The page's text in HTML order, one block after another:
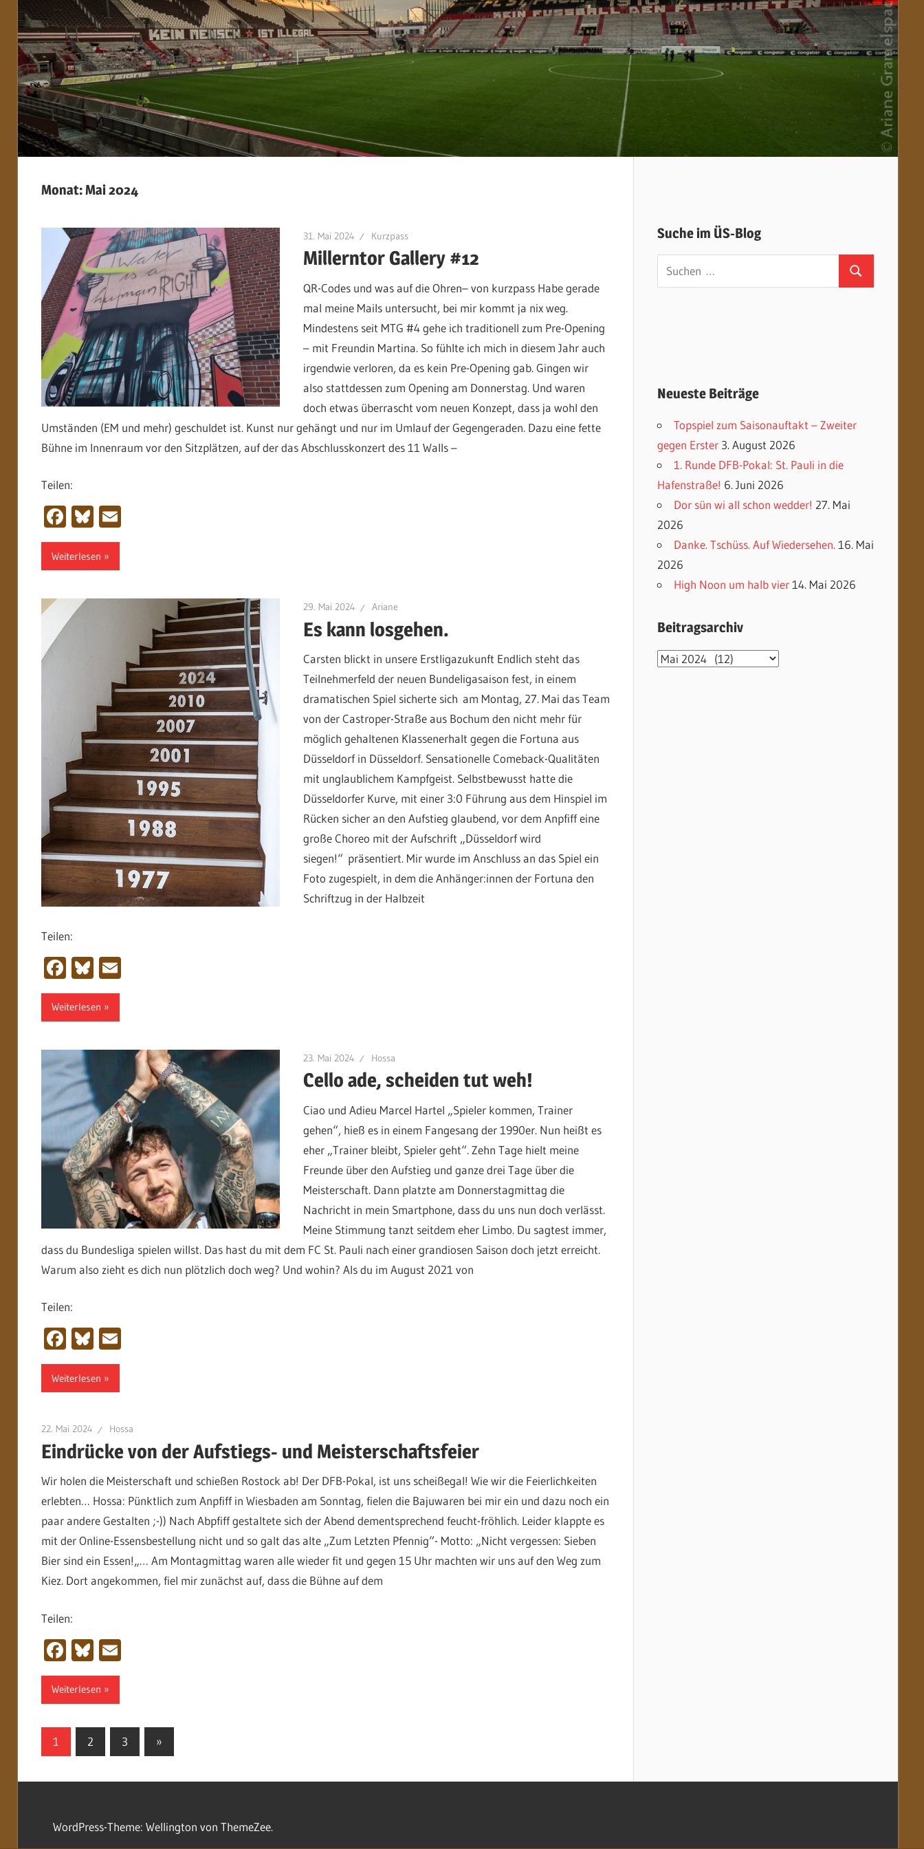
Monat:Mai 2024
31. Mai 2024 Kurzpass
Millerntor Gallery #12
QR-Codes und was auf die Ohren– von kurzpass Habe gerade
mal meine Mails untersucht, bei mir kommt ja nix weg.
Mindestens seit MTG #4 gehe ich traditionell zum Pre-Opening
– mit Freundin Martina. So fühlte ich mich in diesem Jahr auch
irgendwie verloren, da es kein Pre-Opening gab. Gingen wir
also stattdessen zum Opening am Donnerstag. Und waren
doch etwas überrascht vom neuen Konzept, dass ja wohl den
Umständen (EM und mehr) geschuldet ist. Kunst nur gehängt und nur im Umlauf der Gegengeraden. Dazu eine fette
Bühne im Innenraum vor den Sitzplätzen, auf der das Abschlusskonzert des 11 Walls –
Teilen:
Facebook
Bluesky
Email
Weiterlesen
29. Mai 2024 Ariane
Es kann losgehen.
Carsten blickt in unsere Erstligazukunft Endlich steht das
Teilnehmerfeld der neuen Bundeligasaison fest, in einem
dramatischen Spiel sicherte sich am Montag, 27. Mai das Team
von der Castroper-Straße aus Bochum den nicht mehr für
möglich gehaltenen Klassenerhalt gegen die Fortuna aus
Düsseldorf in Düsseldorf. Sensationelle Comeback-Qualitäten
mit unglaublichem Kampfgeist. Selbstbewusst hatte die
Düsseldorfer Kurve, mit einer 3:0 Führung aus dem Hinspiel im
Rücken sicher an den Aufstieg glaubend, vor dem Anpfiff eine
große Choreo mit der Aufschrift „Düsseldorf wird
siegen!“ präsentiert. Mir wurde im Anschluss an das Spiel ein
Foto zugespielt, in dem die Anhänger:innen der Fortuna den
Schriftzug in der Halbzeit
Teilen:
Facebook
Bluesky
Email
Weiterlesen
23. Mai 2024 Hossa
Cello ade, scheiden tut weh!
Ciao und Adieu Marcel Hartel „Spieler kommen, Trainer
gehen“, hieß es in einem Fangesang der 1990er. Nun heißt es
eher „Trainer bleibt, Spieler geht“. Zehn Tage hielt meine
Freunde über den Aufstieg und ganze drei Tage über die
Meisterschaft. Dann platzte am Donnerstagmittag die
Nachricht in mein Smartphone, dass du uns nun doch verlässt.
Meine Stimmung tanzt seitdem eher Limbo. Du sagtest immer,
dass du Bundesliga spielen willst. Das hast du mit dem FC St. Pauli nach einer grandiosen Saison doch jetzt erreicht.
Warum also zieht es dich nun plötzlich doch weg? Und wohin? Als du im August 2021 von
Teilen:
Facebook
Bluesky
Email
Weiterlesen
22. Mai 2024 Hossa
Eindrücke von der Aufstiegs- und Meisterschaftsfeier
Wir holen die Meisterschaft und schießen Rostock ab! Der DFB-Pokal, ist uns scheißegal! Wie wir die Feierlichkeiten
erlebten… Hossa: Pünktlich zum Anpfiff in Wiesbaden am Sonntag, fielen die Bajuwaren bei mir ein und dazu noch ein
paar andere Gestalten ;-)) Nach Abpfiff gestaltete sich der Abend dementsprechend feucht-fröhlich. Leider klappte es
mit der Online-Essensbestellung nicht und so galt das alte „Zum Letzten Pfennig“- Motto: „Nicht vergessen: Sieben
Bier sind ein Essen!„… Am Montagmittag waren alle wieder fit und gegen 15 Uhr machten wir uns auf den Weg zum
Kiez. Dort angekommen, fiel mir zunächst auf, dass die Bühne auf dem
Teilen:
Facebook
Bluesky
Email
Weiterlesen
Seitennummerierung
1 2 3
Nächste
Beiträge
»
Suche im ÜS-Blog
Suchen
nach:
Suchen
Neueste Beiträge
Topspiel zum Saisonauftakt – Zweiter
gegen Erster 3. August 2026
1. Runde DFB-Pokal: St. Pauli in die
Hafenstraße! 6. Juni 2026
Dor sün wi all schon wedder! 27. Mai
2026
Danke. Tschüss. Auf Wiedersehen. 16. Mai
2026
High Noon um halb vier 14. Mai 2026
Beitragsarchiv
Beitragsarchiv
WordPress-Theme: Wellington von ThemeZee.